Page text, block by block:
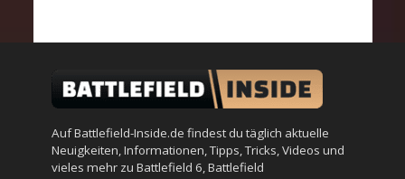
Auf Battlefield-Inside.de findest du täglich aktuelle
Neuigkeiten, Informationen, Tipps, Tricks, Videos und
vieles mehr zu Battlefield 6 Battlefield